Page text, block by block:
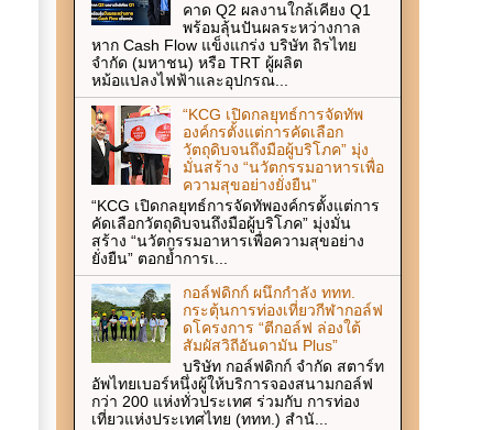
คาด Q2 ผลงานใกล้เคียง Q1
พร้อมลุ้นปันผลระหว่างกาล
หาก Cash Flow แข็งแกร่ง บริษัท ถิรไทย
จำกัด (มหาชน) หรือ TRT ผู้ผลิต
หม้อแปลงไฟฟ้าและอุปกรณ...
“KCG เปิดกลยุทธ์การจัดทัพ
องค์กรตั้งแต่การคัดเลือก
วัตถุดิบจนถึงมือผู้บริโภค” มุ่ง
มั่นสร้าง “นวัตกรรมอาหารเพื่อ
ความสุขอย่างยั่งยืน”
“KCG เปิดกลยุทธ์การจัดทัพองค์กรตั้งแต่การ
คัดเลือกวัตถุดิบจนถึงมือผู้บริโภค” มุ่งมั่น
สร้าง “นวัตกรรมอาหารเพื่อความสุขอย่าง
ยั่งยืน” ตอกย้ำการเ...
กอล์ฟดิกก์ ผนึกกำลัง ททท.
กระตุ้นการท่องเที่ยวกีฬากอล์ฟ
ดโครงการ “ตีกอล์ฟ ล่องใต้
สัมผัสวิถีอันดามัน Plus”
บริษัท กอล์ฟดิกก์ จำกัด สตาร์ท
อัพไทยเบอร์หนึ่งผู้ให้บริการจองสนามกอล์ฟ
กว่า 200 แห่งทั่วประเทศ ร่วมกับ การท่อง
เที่ยวแห่งประเทศไทย (ททท.) สำนั...